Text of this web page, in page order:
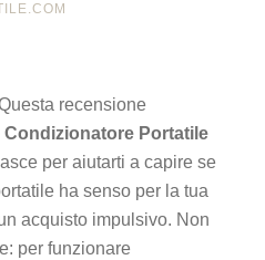
recensione
Condizionatore Portatile
per aiutarti a capire se
ha senso per la tua
acquisto impulsivo. Non
per funzionare